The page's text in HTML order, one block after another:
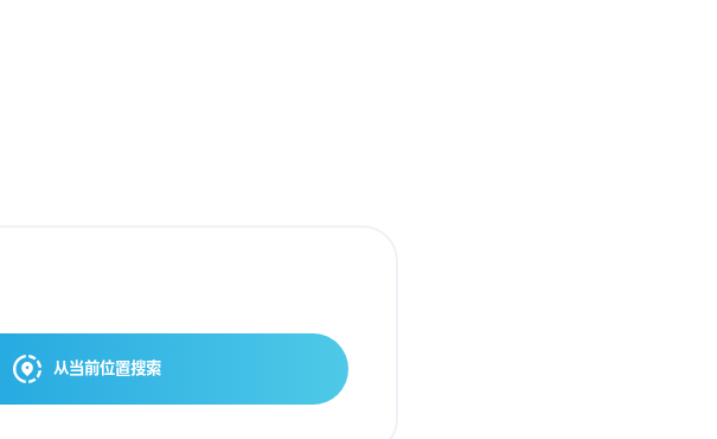
从当前位置搜索